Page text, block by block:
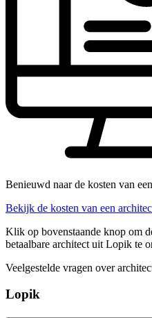
Benieuwd naar de kosten van
Bekijk de kosten van een
Klik op bovenstaande knop om
betaalbare architect uit Lopik te
Veelgestelde vragen over
Lopik